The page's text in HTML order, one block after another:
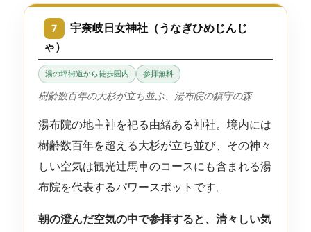
7
宇奈岐日女神社（うなぎひめじんじ
ゃ）
湯の坪街道から徒歩圏内 参拝無料
樹齢数百年の大杉が立ち並ぶ、湯布院の鎮守の森
湯布院の地主神を祀る由緒ある神社。境内には
樹齢数百年を超える大杉が立ち並び、その神々
しい空気は観光辻馬車のコースにも含まれる湯
布院を代表するパワースポットです。
朝の澄んだ空気の中で参拝すると、清々しい気